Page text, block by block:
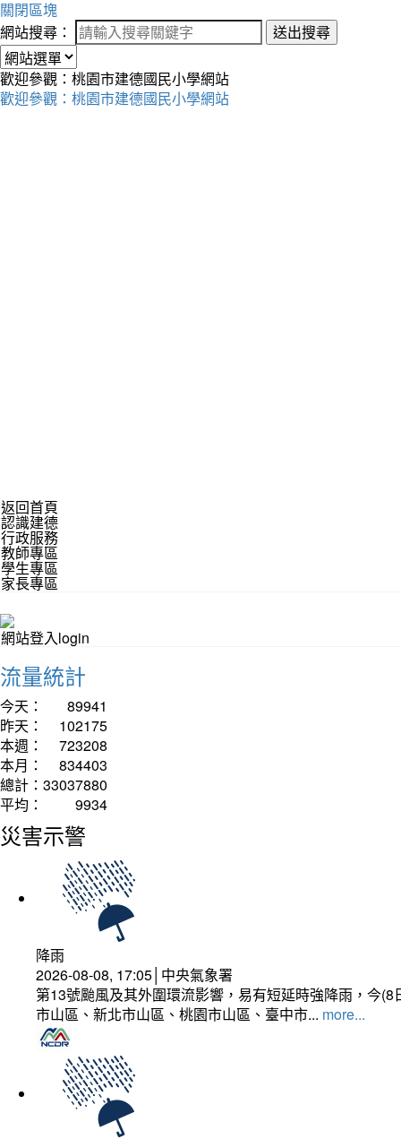
關閉區塊
網站搜尋：
送出搜尋
歡迎參觀：桃園市建德國民小學網站
歡迎參觀：桃園市建德國民小學網站
返回首頁
認識建德
行政服務
教師專區
學生專區
家長專區
網站登入login
流量統計
今天：
89941
昨天：
102175
本週：
723208
本月：
834403
總計： 33037880
平均：
9934
災害示警
降雨
2026-08-08, 17:05│中央氣象署
第13號颱風及其外圍環流影響，易有短延時強降雨，今
市山區、新北市山區、桃園市山區、臺中市... more...